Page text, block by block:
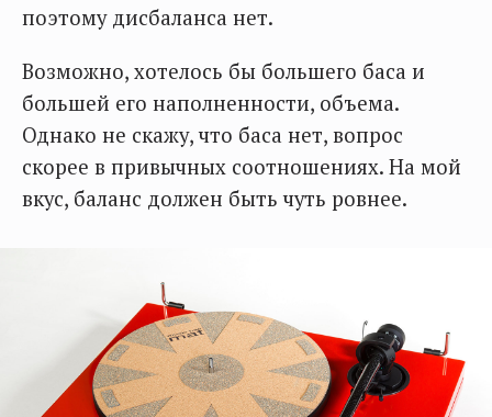
поэтому дисбаланса нет.
Возможно, хотелось бы большего баса и
большей его наполненности, объема.
Однако не скажу, что баса нет, вопрос
скорее в привычных соотношениях. На мой
вкус, баланс должен быть чуть ровнее.